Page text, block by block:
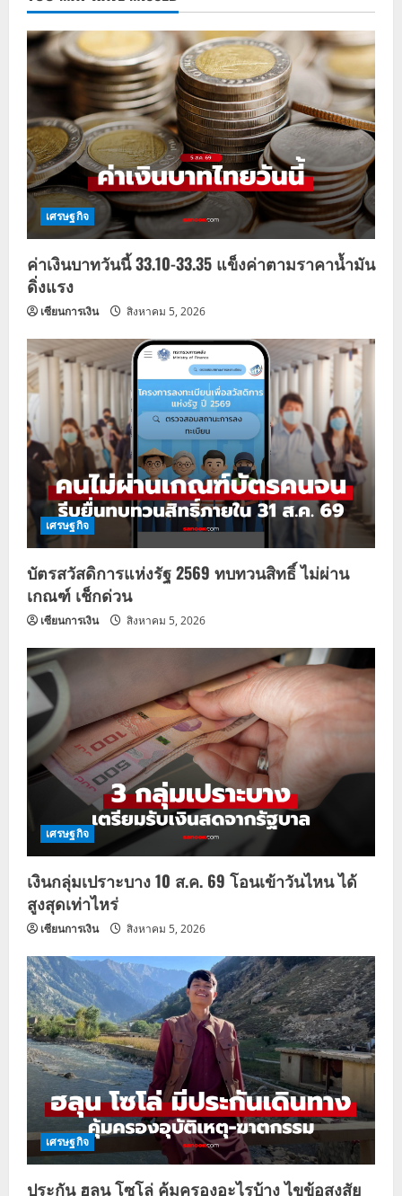
เศรษฐกิจ
ค่าเงินบาทวันนี้ 33.10-33.35 แข็งค่าตามราคาน้ำมัน
ดิ่งแรง
เซียนการเงิน สิงหาคม 5, 2026
เศรษฐกิจ
บัตรสวัสดิการแห่งรัฐ 2569 ทบทวนสิทธิ์ ไม่ผ่าน
เกณฑ์ เช็กด่วน
เซียนการเงิน สิงหาคม 5, 2026
เศรษฐกิจ
เงินกลุ่มเปราะบาง 10 ส.ค. 69 โอนเข้าวันไหน ได้
สูงสุดเท่าไหร่
เซียนการเงิน สิงหาคม 5, 2026
เศรษฐกิจ
ประกัน ฮลุน โซโล่ คุ้มครองอะไรบ้าง ไขข้อสงสัย